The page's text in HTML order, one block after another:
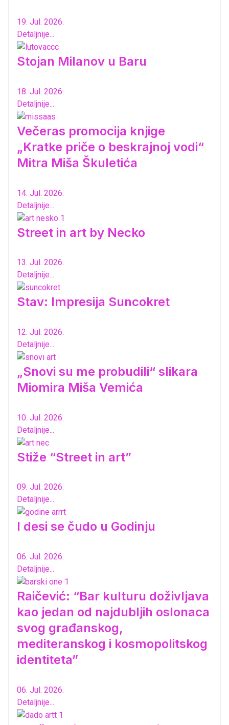
19. Jul. 2026.
Detaljnije...
Stojan Milanov u Baru
18. Jul. 2026.
Detaljnije...
Večeras promocija knjige
„Kratke priče o beskrajnoj vodi“
Mitra Miša Škuletića
14. Jul. 2026.
Detaljnije...
Street in art by Necko
13. Jul. 2026.
Detaljnije...
Stav: Impresija Suncokret
12. Jul. 2026.
Detaljnije...
„Snovi su me probudili“ slikara
Miomira Miša Vemića
10. Jul. 2026.
Detaljnije...
Stiže “Street in art”
09. Jul. 2026.
Detaljnije...
I desi se čudo u Godinju
06. Jul. 2026.
Detaljnije...
Raičević: “Bar kulturu doživljava
kao jedan od najdubljih oslonaca
svog građanskog,
mediteranskog i kosmopolitskog
identiteta”
06. Jul. 2026.
Detaljnije...